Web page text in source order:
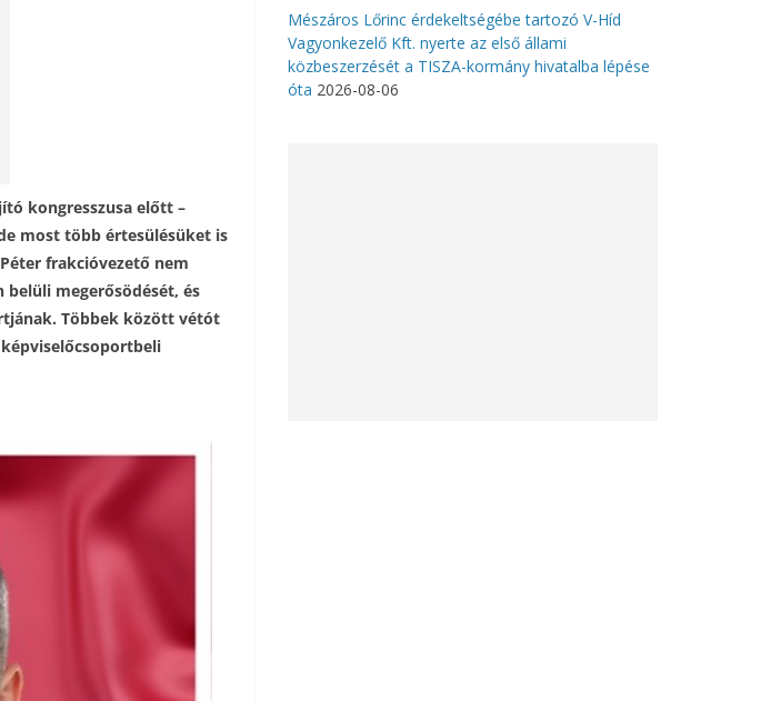
kongresszusa előtt –
most több értesülésüket is
frakcióvezető nem
megerősödését, és
Többek között vétót
Mészáros Lőrinc érdekeltségébe tartozó V-Híd
Vagyonkezelő Kft. nyerte az első állami
közbeszerzését a TISZA-kormány hivatalba lépése
óta 2026-08-06